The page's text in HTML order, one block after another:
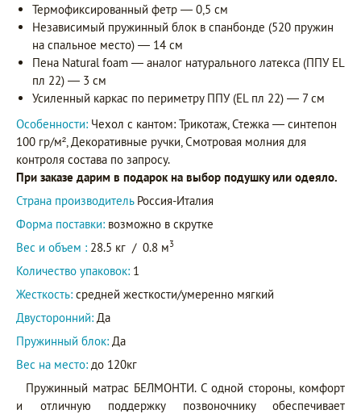
Термофиксированный фетр — 0,5 см
Независимый пружинный блок в спанбонде (520 пружин
на спальное место) — 14 см
Пена Natural foam — аналог натурального латекса (ППУ EL
пл 22) — 3 см
Усиленный каркас по периметру ППУ (EL пл 22) — 7 см
Особенности: Чехол с кантом: Трикотаж, Стежка — синтепон
100 гр/м², Декоративные ручки, Смотровая молния для
контроля состава по запросу.
При заказе дарим в подарок на выбор подушку или одеяло.
Страна производитель Россия-Италия
Форма поставки: возможно в скрутке
Вес и объем : 28.5 кг / 0.8 м3
Количество упаковок: 1
Жесткость: средней жесткости/умеренно мягкий
Двусторонний: Да
Пружинный блок: Да
Вес на место: до 120кг
Пружинный матрас БЕЛМОНТИ. С одной стороны, комфорт
и отличную поддержку позвоночнику обеспечивает